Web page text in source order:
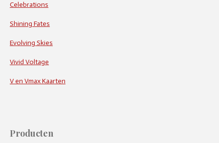
Celebrations
Shining Fates
Evolving Skies
Vivid Voltage
V en Vmax Kaarten
Producten